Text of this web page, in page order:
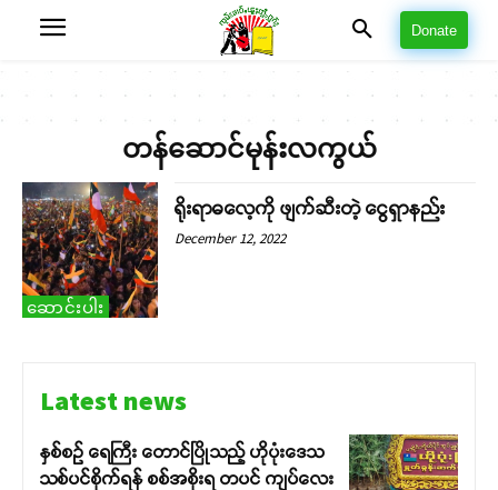
Donate
တန်ဆောင်မုန်းလကွယ်
ဆောင်းပါး
ရိုးရာဓလေ့ကို ဖျက်ဆီးတဲ့ ငွေရှာနည်း
December 12, 2022
Latest news
နှစ်စဉ် ရေကြီး တောင်ပြိုသည့် ဟိုပုံးဒေသ
သစ်ပင်စိုက်ရန် စစ်အစိုးရ တပင် ကျပ်လေး